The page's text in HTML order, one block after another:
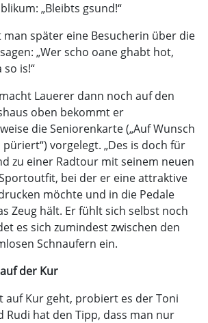
„Bleibts gsund!“
man später eine Besucherin über die
„Wer scho oane ghabt hot,
is!“
Lauerer dann noch auf den
oben bekommt er
die Seniorenkarte („Auf Wunsch
püriert“) vorgelegt. „Des is doch für
zu einer Radtour mit seinem neuen
bei der er eine attraktive
möchte und in die Pedale
Zeug hält. Er fühlt sich selbst noch
es sich zumindest zwischen den
Schnaufern ein.
der Kur
auf Kur geht, probiert es der Toni
Rudi hat den Tipp, dass man nur